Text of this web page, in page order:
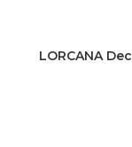
LORCANA